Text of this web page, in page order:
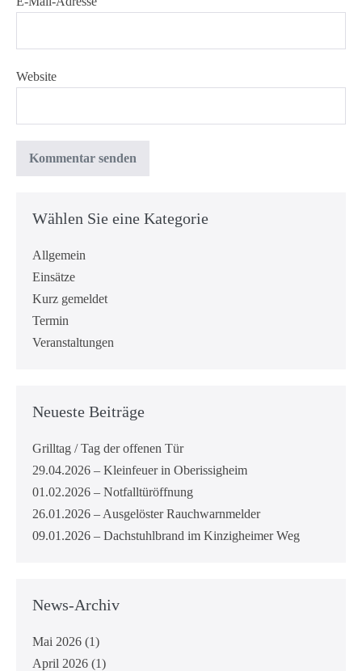
Website
Wählen Sie eine Kategorie
Allgemein
Einsätze
Kurz gemeldet
Termin
Veranstaltungen
Neueste Beiträge
Grilltag / Tag der offenen Tür
29.04.2026 – Kleinfeuer in Oberissigheim
01.02.2026 – Notfalltüröffnung
26.01.2026 – Ausgelöster Rauchwarnmelder
09.01.2026 – Dachstuhlbrand im Kinzigheimer Weg
News-Archiv
Mai 2026 (1)
April 2026 (1)